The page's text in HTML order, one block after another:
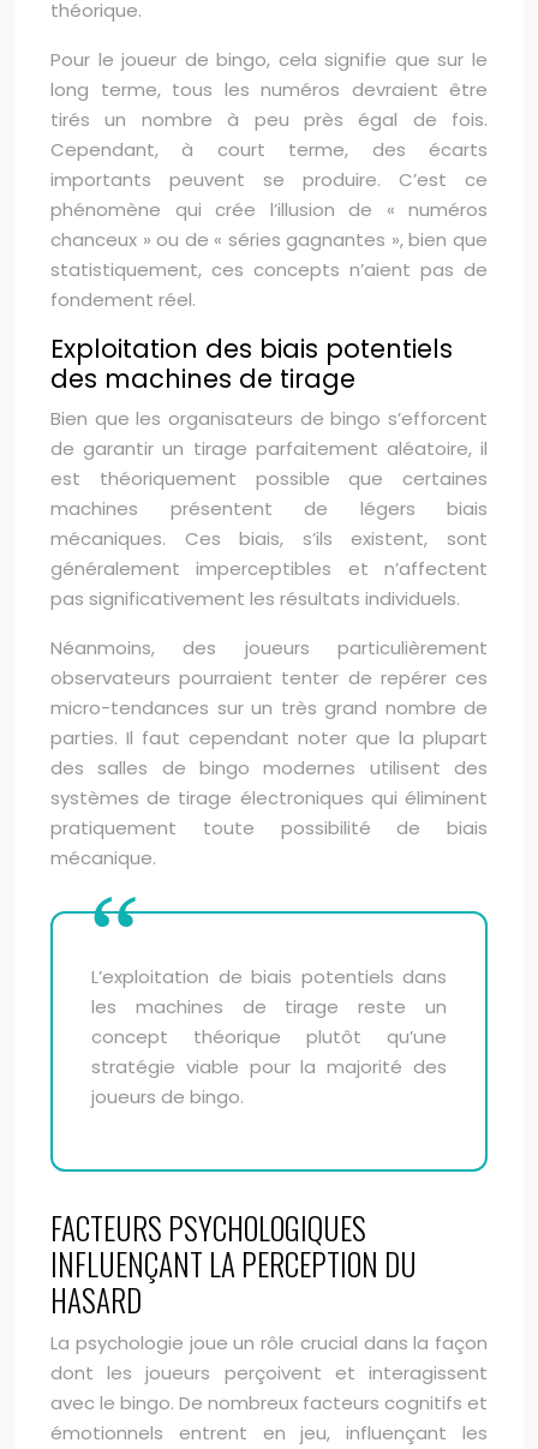
théorique.
Pour le joueur de bingo, cela signifie que sur le
long terme, tous les numéros devraient être
tirés un nombre à peu près égal de fois.
Cependant, à court terme, des écarts
importants peuvent se produire. C’est ce
phénomène qui crée l’illusion de « numéros
chanceux » ou de « séries gagnantes », bien que
statistiquement, ces concepts n’aient pas de
fondement réel.
Exploitation des biais potentiels
des machines de tirage
Bien que les organisateurs de bingo s’efforcent
de garantir un tirage parfaitement aléatoire, il
est théoriquement possible que certaines
machines présentent de légers biais
mécaniques. Ces biais, s’ils existent, sont
généralement imperceptibles et n’affectent
pas significativement les résultats individuels.
Néanmoins, des joueurs particulièrement
observateurs pourraient tenter de repérer ces
micro-tendances sur un très grand nombre de
parties. Il faut cependant noter que la plupart
des salles de bingo modernes utilisent des
systèmes de tirage électroniques qui éliminent
pratiquement toute possibilité de biais
mécanique.
L’exploitation de biais potentiels dans
les machines de tirage reste un
concept théorique plutôt qu’une
stratégie viable pour la majorité des
joueurs de bingo.
FACTEURS PSYCHOLOGIQUES
INFLUENÇANT LA PERCEPTION DU
HASARD
La psychologie joue un rôle crucial dans la façon
dont les joueurs perçoivent et interagissent
avec le bingo. De nombreux facteurs cognitifs et
émotionnels entrent en jeu, influençant les